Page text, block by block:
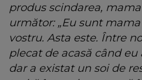
produs scindarea,
următor: „Eu sunt
vostru. Asta este. Între
plecat de acasă când eu
dar a existat un soi de